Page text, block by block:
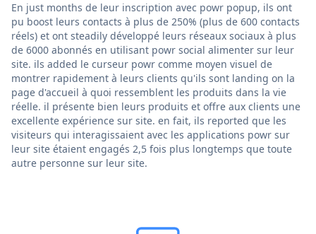
En just months de leur inscription avec powr popup, ils ont
pu boost leurs contacts à plus de 250% (plus de 600 contacts
réels) et ont steadily développé leurs réseaux sociaux à plus
de 6000 abonnés en utilisant powr social alimenter sur leur
site. ils added le curseur powr comme moyen visuel de
montrer rapidement à leurs clients qu'ils sont landing on la
page d'accueil à quoi ressemblent les produits dans la vie
réelle. il présente bien leurs produits et offre aux clients une
excellente expérience sur site. en fait, ils reported que les
visiteurs qui interagissaient avec les applications powr sur
leur site étaient engagés 2,5 fois plus longtemps que toute
autre personne sur leur site.